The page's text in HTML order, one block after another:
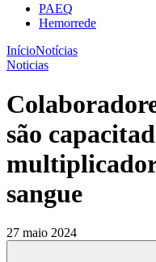
PAEQ
Hemorrede
InícioNotícias
Noticias
são
sangue
27 maio 2024